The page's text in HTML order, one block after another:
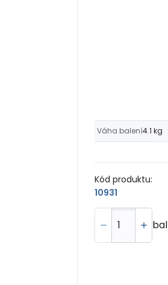
Váha balení4.1 kg
Kód produktu:
10931
bal